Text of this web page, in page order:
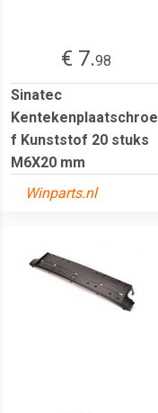
€ 7.98
Sinatec
Kentekenplaatschroe
f Kunststof 20 stuks
M6X20 mm
Winparts.nl